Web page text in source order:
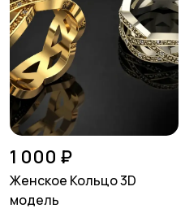
1 000 ₽
Женское Кольцо 3D
модель